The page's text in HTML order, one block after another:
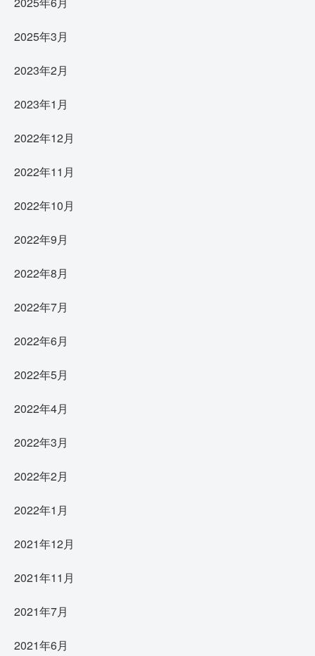
2025年3月
2023年2月
2023年1月
2022年12月
2022年11月
2022年10月
2022年9月
2022年8月
2022年7月
2022年6月
2022年5月
2022年4月
2022年3月
2022年2月
2022年1月
2021年12月
2021年11月
2021年7月
2021年6月